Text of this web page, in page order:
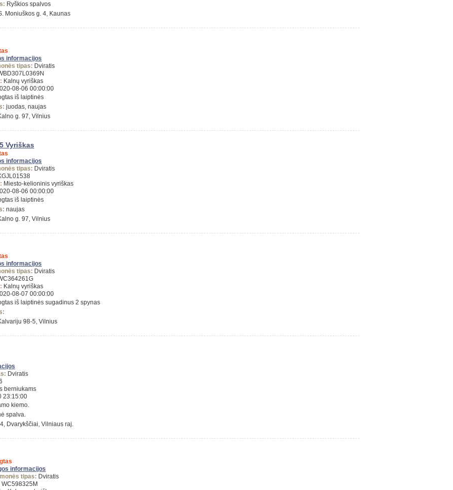
Ryškios spalvos
Moniuškos g. 4, Kaunas
informacijos
tipas: Dviratis
Kalnų vyriškas
08-06 00:00:00
iš laiptinės
juodas, naujas
g. 97, Vilnius
Vyriškas
informacijos
tipas: Dviratis
Miesto-kelioninis vyriškas
08-06 00:00:00
iš laiptinės
naujas
g. 97, Vilnius
informacijos
tipas: Dviratis
Kalnų vyriškas
08-07 00:00:00
iš laiptinės sugadinus 2 spynas
98-5, Vilnius
Dviratis
berniukams
23:15:00
kiemo.
spalva.
Dvarykščiai, Vilniaus raj.
informacijos
tipas: Dviratis
WC598325M